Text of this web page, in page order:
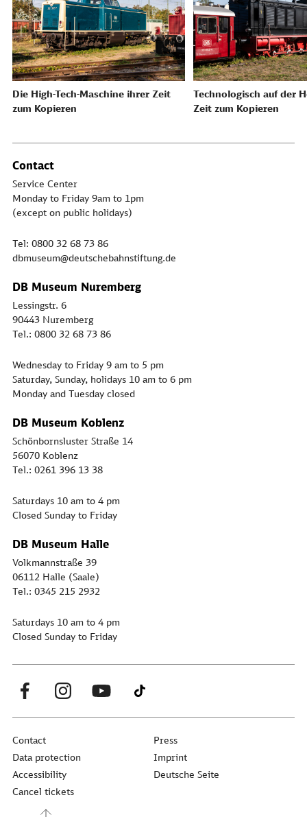
Die High-Tech-Maschine ihrer Zeit
zum Kopieren
Technologisch auf der
Zeit zum Kopieren
Contact
Service Center
Monday to Friday 9am to 1pm
(except on public holidays)
Tel: 0800 32 68 73 86
dbmuseum@deutschebahnstiftung.de
DB Museum Nuremberg
Lessingstr. 6
90443 Nuremberg
Tel.: 0800 32 68 73 86
Wednesday to Friday 9 am to 5 pm
Saturday, Sunday, holidays 10 am to 6 pm
Monday and Tuesday closed
DB Museum Koblenz
Schönbornsluster Straße 14
56070 Koblenz
Tel.: 0261 396 13 38
Saturdays 10 am to 4 pm
Closed Sunday to Friday
DB Museum Halle
Volkmannstraße 39
06112 Halle (Saale)
Tel.: 0345 215 2932
Saturdays 10 am to 4 pm
Closed Sunday to Friday
Contact
Press
Data protection
Imprint
Accessibility
Deutsche Seite
Cancel tickets